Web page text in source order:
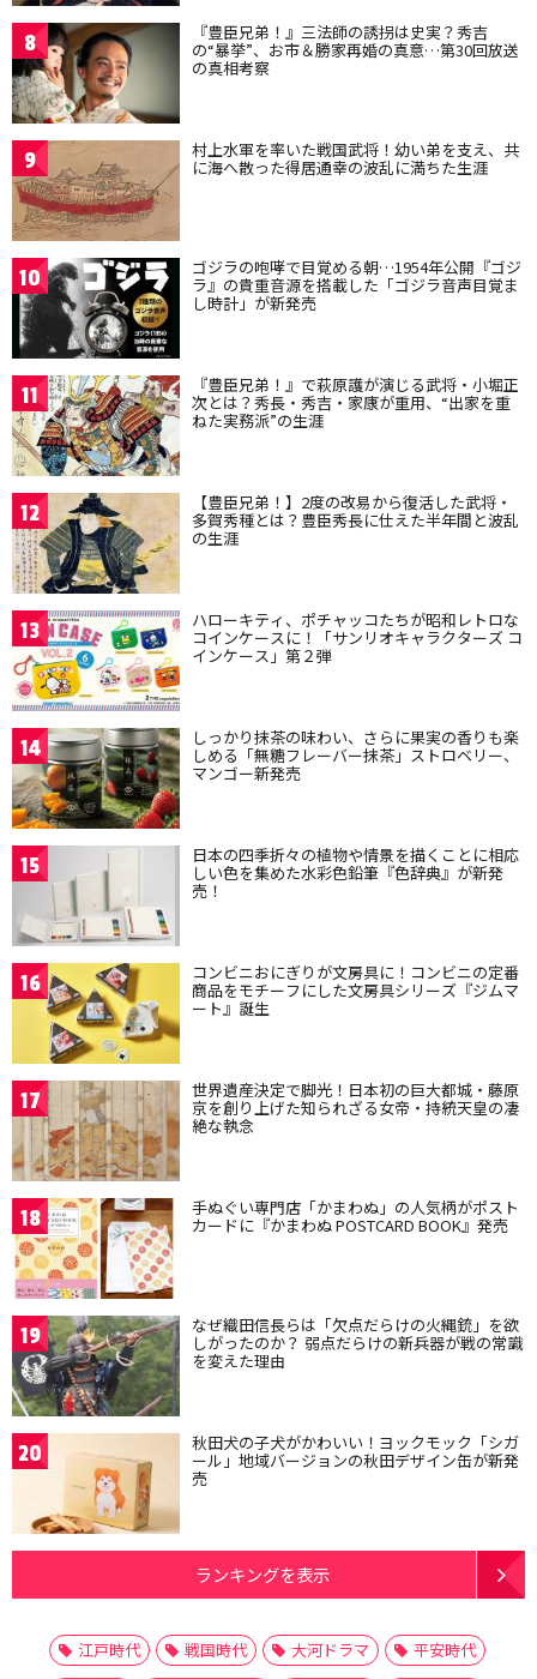
8 『豊臣兄弟！』三法師の誘拐は史実？秀吉
の“暴挙”、お市＆勝家再婚の真意…第30回放送
の真相考察
9 村上水軍を率いた戦国武将！幼い弟を支え、共
に海へ散った得居通幸の波乱に満ちた生涯
10 ゴジラの咆哮で目覚める朝…1954年公開『ゴジ
ラ』の貴重音源を搭載した「ゴジラ音声目覚ま
し時計」が新発売
11 『豊臣兄弟！』で萩原護が演じる武将・小堀正
次とは？秀長・秀吉・家康が重用、“出家を重
ねた実務派”の生涯
12 【豊臣兄弟！】2度の改易から復活した武将・
多賀秀種とは？豊臣秀長に仕えた半年間と波乱
の生涯
13 ハローキティ、ポチャッコたちが昭和レトロな
コインケースに！「サンリオキャラクターズ コ
インケース」第２弾
14 しっかり抹茶の味わい、さらに果実の香りも楽
しめる「無糖フレーバー抹茶」ストロベリー、
マンゴー新発売
15 日本の四季折々の植物や情景を描くことに相応
しい色を集めた水彩色鉛筆『色辞典』が新発
売！
16 コンビニおにぎりが文房具に！コンビニの定番
商品をモチーフにした文房具シリーズ『ジムマ
ート』誕生
17 世界遺産決定で脚光！日本初の巨大都城・藤原
京を創り上げた知られざる女帝・持統天皇の凄
絶な執念
18 手ぬぐい専門店「かまわぬ」の人気柄がポスト
カードに『かまわぬ POSTCARD BOOK』発売
19 なぜ織田信長らは「欠点だらけの火縄銃」を欲
しがったのか？ 弱点だらけの新兵器が戦の常識
を変えた理由
20 秋田犬の子犬がかわいい！ヨックモック「シガ
ール」地域バージョンの秋田デザイン缶が新発
売
ランキングを表示
江戸時代 戦国時代 大河ドラマ
平安時代